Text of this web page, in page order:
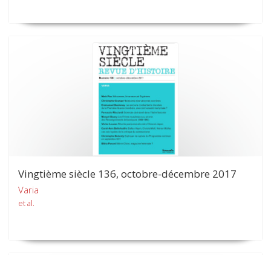
Vingtième siècle 136, octobre-décembre 2017
Varia
et al.